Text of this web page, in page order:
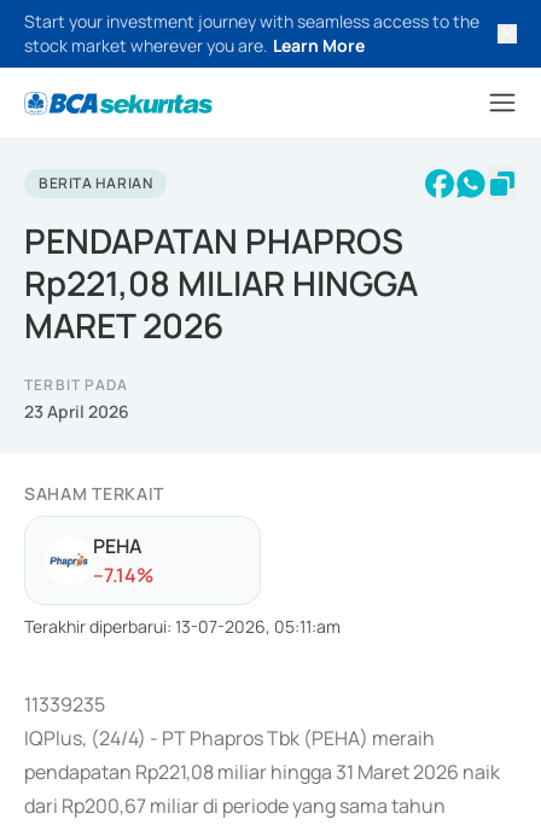
Start your investment journey with seamless access to the
stock market wherever you are. Learn More
BERITA HARIAN
PENDAPATAN PHAPROS
Rp221,08 MILIAR HINGGA
MARET 2026
TERBIT PADA
23 April 2026
SAHAM TERKAIT
PEHA
--7.14%
Terakhir diperbarui: 13-07-2026, 05:11:am
11339235
IQPlus, (24/4) - PT Phapros Tbk (PEHA) meraih
pendapatan Rp221,08 miliar hingga 31 Maret 2026 naik
dari Rp200,67 miliar di periode yang sama tahun